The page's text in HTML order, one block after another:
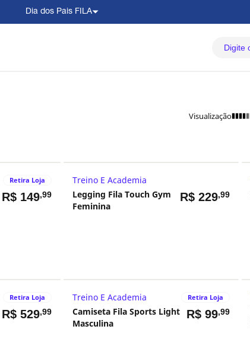
Dia dos Pais FILA
Visualização
Retira Loja
R$ 149,99
Treino E Academia
Legging Fila Touch Gym
Feminina
R$229,99
Retira Loja
R$ 529,99
Treino E Academia Retira Loja
Camiseta Fila Sports Light
Masculina
R$99,99